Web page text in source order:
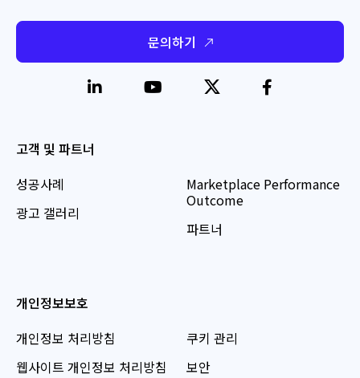
문의하기
고객 및 파트너
성공사례
광고 갤러리
Marketplace Performance
Outcome
파트너
개인정보보호
개인정보 처리방침
웹사이트 개인정보 처리방침
쿠키 관리
보안